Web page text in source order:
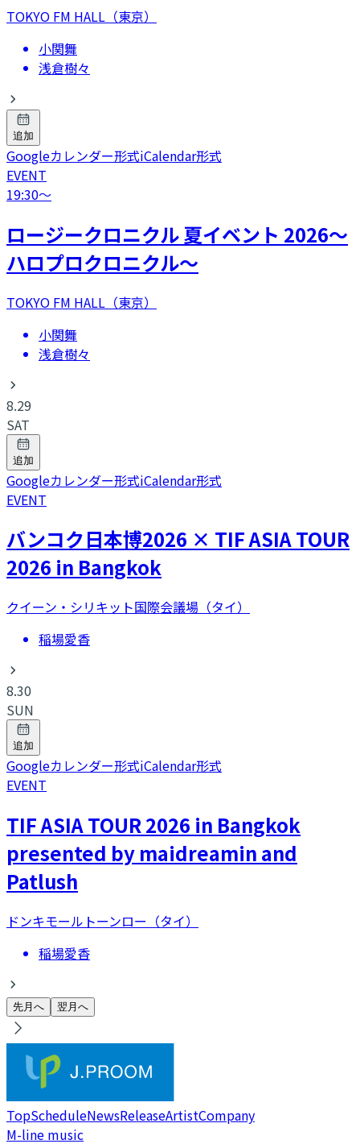
TOKYO FM HALL（東京）
小関舞
浅倉樹々
追加
Googleカレンダー形式iCalendar形式
EVENT
19:30〜
ロージークロニクル 夏イベント 2026～
ハロプロクロニクル～
TOKYO FM HALL（東京）
小関舞
浅倉樹々
8.29
SAT
追加
Googleカレンダー形式iCalendar形式
EVENT
バンコク日本博2026 × TIF ASIA TOUR
2026 in Bangkok
クイーン・シリキット国際会議場（タイ）
稲場愛香
8.30
SUN
追加
Googleカレンダー形式iCalendar形式
EVENT
TIF ASIA TOUR 2026 in Bangkok
presented by maidreamin and
Patlush
ドンキモールトーンロー（タイ）
稲場愛香
先月へ 翌月へ
TopScheduleNewsReleaseArtistCompany
M-line music